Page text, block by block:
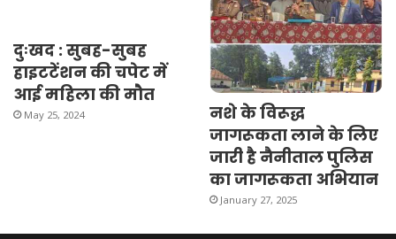
दुःखद : सुबह-सुबह
हाइटटेंशन की चपेट में
आई महिला की मौत
May 25, 2024
नशे के विरूद्ध
जागरूकता लाने के लिए
जारी है नैनीताल पुलिस
का जागरूकता अभियान
January 27, 2025